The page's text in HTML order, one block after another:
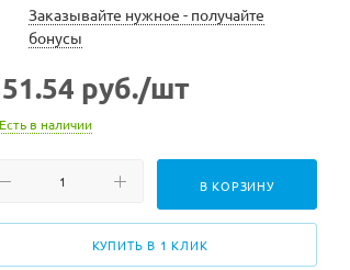
Заказывайте нужное - получайте
бонусы
руб./шт
Есть в наличии
В КОРЗИНУ
КУПИТЬ В 1 КЛИК